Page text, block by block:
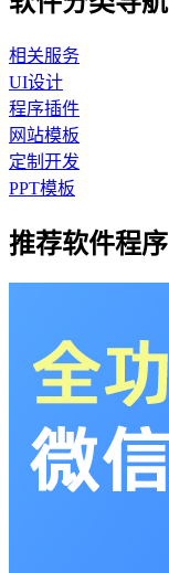
相关服务
UI设计
程序插件
网站模板
定制开发
PPT模板
推荐软件程序